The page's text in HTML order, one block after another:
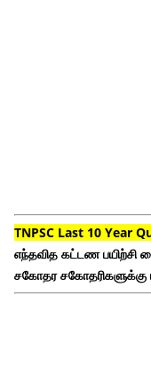
TNPSC Last 10 Year
எந்தவித கட்டண பயிற்சி
சகோதர சகோதரிகளுக்கு